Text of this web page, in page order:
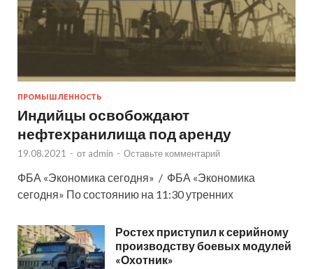
ПРОМЫШЛЕННОСТЬ
Индийцы освобождают
нефтехранилища под аренду
19.08.2021 - от admin - Оставьте комментарий
ФБА «Экономика сегодня» / ФБА «Экономика
сегодня» По состоянию на 11:30 утренних
Ростех приступил к серийному
производству боевых модулей
«Охотник»